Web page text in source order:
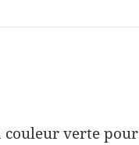
couleur verte pour